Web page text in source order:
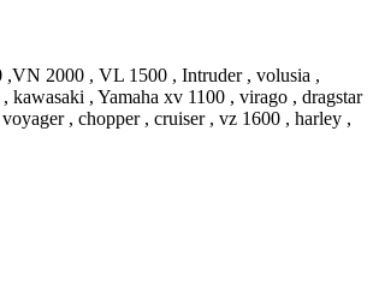
2000 , VL 1500 , Intruder , volusia ,
kawasaki , Yamaha xv 1100 , virago , dragstar
, chopper , cruiser , vz 1600 , harley ,